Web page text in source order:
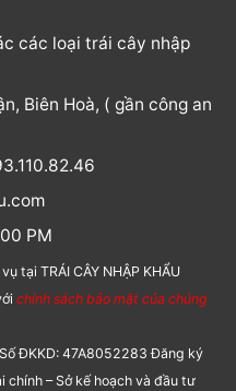
các loại trái cây nhập
Biên Hoà, ( gần công an
PM
tại TRÁI CÂY NHẬP KHẨU
chính sách bảo mật của chúng
Số ĐKKD: 47A8052283 Đăng ký
chính – Sở kế hoạch và đầu tư